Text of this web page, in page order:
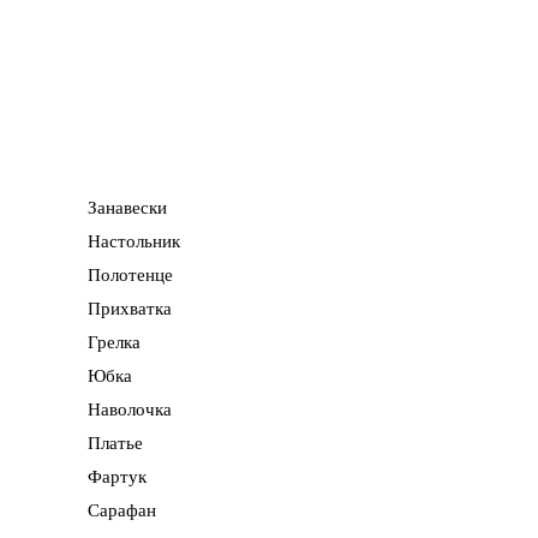
Короб береста
Кружка
Коробушка
Короб
Комплект
Ковш
Ключ
Складень
Ящик
Солонка
Занавески
Настольник
Полотенце
Прихватка
Грелка
Юбка
Наволочка
Платье
Фартук
Сарафан